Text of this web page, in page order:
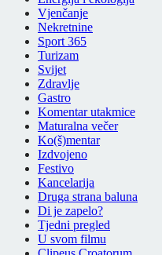
Vjenčanje
Nekretnine
Sport 365
Turizam
Svijet
Zdravlje
Gastro
Komentar utakmice
Maturalna večer
Ko(š)mentar
Izdvojeno
Festivo
Kancelarija
Druga strana baluna
Di je zapelo?
Tjedni pregled
U svom filmu